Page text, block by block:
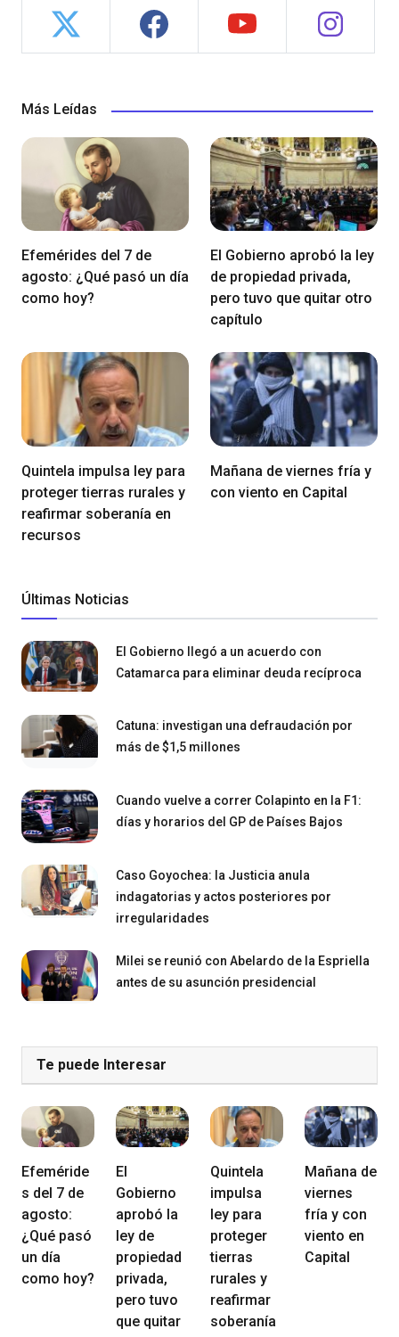
Más Leídas
Efemérides del 7 de
agosto: ¿Qué pasó un día
como hoy?
El Gobierno aprobó la ley
de propiedad privada,
pero tuvo que quitar otro
capítulo
Quintela impulsa ley para
proteger tierras rurales y
reafirmar soberanía en
recursos
Mañana de viernes fría y
con viento en Capital
Últimas Noticias
El Gobierno llegó a un acuerdo con
Catamarca para eliminar deuda recíproca
Catuna: investigan una defraudación por
más de $1,5 millones
Cuando vuelve a correr Colapinto en la F1:
días y horarios del GP de Países Bajos
Caso Goyochea: la Justicia anula
indagatorias y actos posteriores por
irregularidades
Milei se reunió con Abelardo de la Espriella
antes de su asunción presidencial
Te puede Interesar
Efeméride
s del 7 de
agosto:
¿Qué pasó
un día
como hoy?
El
Gobierno
aprobó la
ley de
propiedad
privada,
pero tuvo
que quitar
Quintela
impulsa
ley para
proteger
tierras
rurales y
reafirmar
soberanía
Mañana de
viernes
fría y con
viento en
Capital